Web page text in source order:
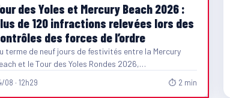
des Yoles et Mercury Beach 2026 :
de 120 infractions relevées lors des
des forces de l’ordre
terme de neuf jours de festivités entre la Mercury
et le Tour des Yoles Rondes 2026,…
08 · 12h29 ⏱ 2 min